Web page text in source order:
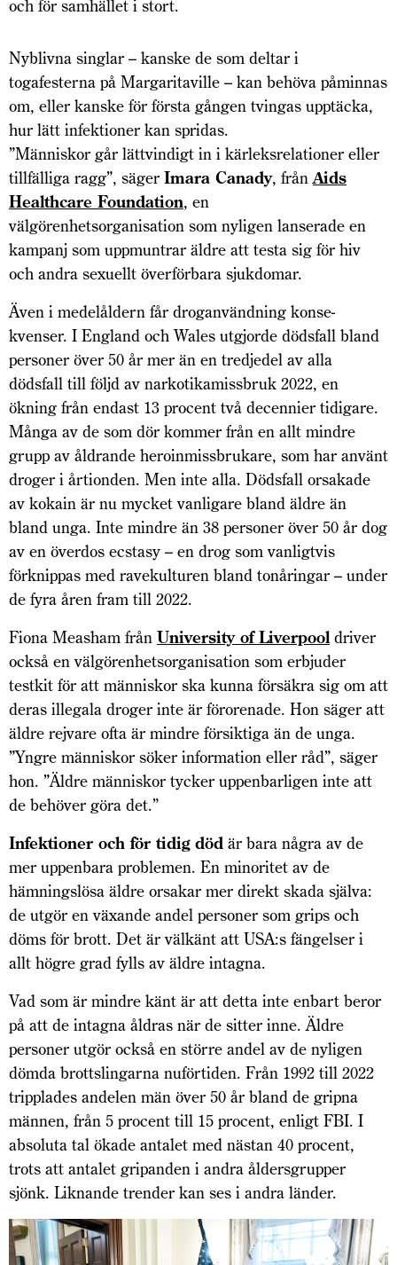
och för samhället i stort.
Nyblivna singlar – kanske de som deltar i
togafesterna på Margaritaville – kan behöva påminnas
om, eller kanske för första gången tvingas upptäcka,
hur lätt infektioner kan spridas.
”Människor går lättvindigt in i kärleksrelationer eller
tillfälliga ragg”, säger Imara Canady, frånAids
Healthcare Foundation, en
välgörenhetsorganisation som nyligen lanserade en
kampanj som uppmuntrar äldre att testa sig för hiv
och andra sexuellt överförbara sjukdomar.
Även i medelåldern får droganvändning konse­
kvenser. I England och Wales utgjorde dödsfall bland
personer över 50 år mer än en tredjedel av alla
dödsfall till följd av narkotikamissbruk 2022, en
ökning från endast 13 procent två decennier tidigare.
Många av de som dör kommer från en allt mindre
grupp av åldrande heroinmissbrukare, som har använt
droger i årtionden. Men inte alla. Dödsfall orsakade
av kokain är nu mycket vanligare bland äldre än
bland unga. Inte mindre än 38 personer över 50 år dog
av en överdos ecstasy – en drog som vanligtvis
förknippas med ravekulturen bland tonåringar – under
de fyra åren fram till 2022.
Fiona Measham från University of Liverpooldriver
också en välgörenhetsorganisation som erbjuder
testkit för att människor ska kunna försäkra sig om att
deras illegala droger inte är förorenade. Hon säger att
äldre rejvare ofta är mindre försiktiga än de unga.
”Yngre människor söker information eller råd”, säger
hon. ”Äldre människor tycker uppen­barligen inte att
de behöver göra det.”
Infektioner och för tidig död är bara några av de
mer uppenbara problemen. En minoritet av de
hämningslösa äldre orsakar mer direkt skada själva:
de utgör en växande andel personer som grips och
döms för brott. Det är välkänt att USA:s fängelser i
allt högre grad fylls av äldre intagna.
Vad som är mindre känt är att detta inte enbart beror
på att de intagna åldras när de sitter inne. Äldre
personer utgör också en större andel av de nyligen
dömda brottslingarna nuförtiden. Från 1992 till 2022
tripplades andelen män över 50 år bland de gripna
männen, från 5 procent till 15 procent, enligt FBI. I
absoluta tal ökade antalet med nästan 40 procent,
trots att antalet gripanden i andra åldersgrupper
sjönk. Liknande trender kan ses i andra länder.